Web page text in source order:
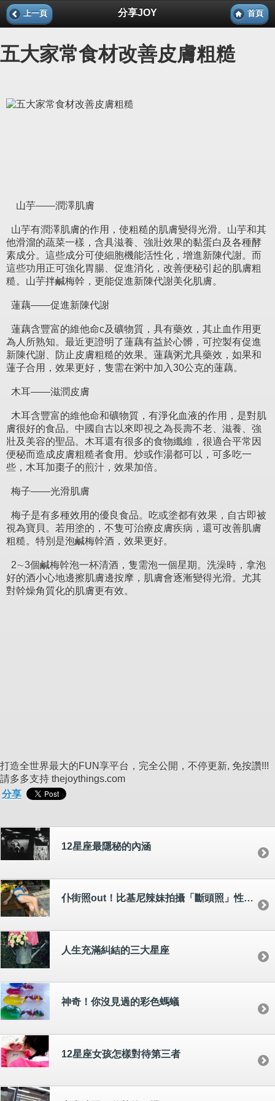
上一頁 分享JOY 首頁
五大家常食材改善皮膚粗糙
山芋——潤澤肌膚
山芋有潤澤肌膚的作用，使粗糙的肌膚變得光滑。山芋和其
他滑溜的蔬菜一樣，含具滋養、強壯效果的黏蛋白及各種酵
素成分。這些成分可使細胞機能活性化，增進新陳代謝。而
這些功用正可強化胃腸、促進消化，改善便秘引起的肌膚粗
糙。山芋拌鹹梅幹，更能促進新陳代謝美化肌膚。
蓮藕——促進新陳代謝
蓮藕含豐富的維他命c及礦物質，具有藥效，其止血作用更
為人所熟知。最近更證明了蓮藕有益於心髒，可控製有促進
新陳代謝、防止皮膚粗糙的效果。蓮藕粥尤具藥效，如果和
蓮子合用，效果更好，隻需在粥中加入30公克的蓮藕。
木耳——滋潤皮膚
木耳含豐富的維他命和礦物質，有淨化血液的作用，是對肌
膚很好的食品。中國自古以來即視之為長壽不老、滋養、強
壯及美容的聖品。木耳還有很多的食物纖維，很適合平常因
便秘而造成皮膚粗糙者食用。炒或作湯都可以，可多吃一
些，木耳加棗子的煎汁，效果加倍。
梅子——光滑肌膚
梅子是有多種效用的優良食品。吃或塗都有效果，自古即被
視為寶貝。若用塗的，不隻可治療皮膚疾病，還可改善肌膚
粗糙。特別是泡鹹梅幹酒，效果更好。
2∼3個鹹梅幹泡一杯清酒，隻需泡一個星期。洗澡時，拿泡
好的酒小心地邊擦肌膚邊按摩，肌膚會逐漸變得光滑。尤其
對幹燥角質化的肌膚更有效。
打造全世界最大的FUN享平台，完全公開，不停更新, 免按讚!!!
請多多支持 thejoythings.com
分享
12星座最隱秘的內涵
仆街照out！比基尼辣妹拍攝「斷頭照」性感又嚇人
人生充滿糾結的三大星座
神奇！你沒見過的彩色螞蟻
12星座女孩怎樣對待第三者